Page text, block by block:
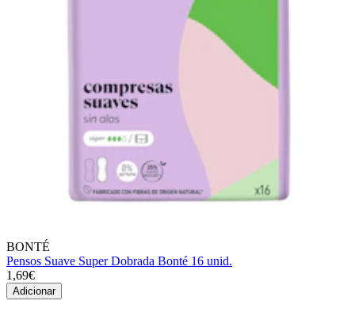
BONTÉ
Pensos Suave Super Dobrada Bonté 16 unid.
1,69€
Adicionar